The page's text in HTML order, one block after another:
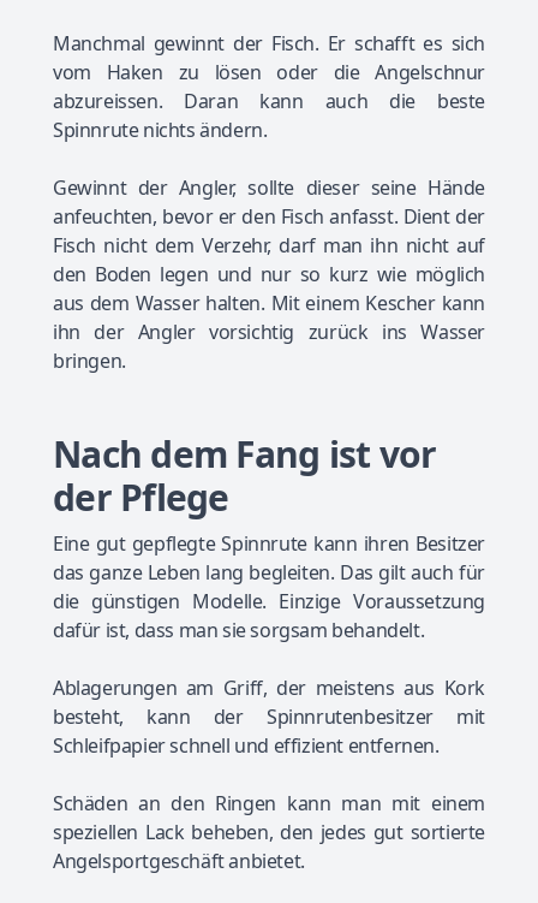
Manchmal gewinnt der Fisch. Er schafft es sich
vom Haken zu lösen oder die Angelschnur
abzureissen. Daran kann auch die beste
Spinnrute nichts ändern.
Gewinnt der Angler, sollte dieser seine Hände
anfeuchten, bevor er den Fisch anfasst. Dient der
Fisch nicht dem Verzehr, darf man ihn nicht auf
den Boden legen und nur so kurz wie möglich
aus dem Wasser halten. Mit einem Kescher kann
ihn der Angler vorsichtig zurück ins Wasser
bringen.
Nach dem Fang ist vor
der Pflege
Eine gut gepflegte Spinnrute kann ihren Besitzer
das ganze Leben lang begleiten. Das gilt auch für
die günstigen Modelle. Einzige Voraussetzung
dafür ist, dass man sie sorgsam behandelt.
Ablagerungen am Griff, der meistens aus Kork
besteht, kann der Spinnrutenbesitzer mit
Schleifpapier schnell und effizient entfernen.
Schäden an den Ringen kann man mit einem
speziellen Lack beheben, den jedes gut sortierte
Angelsportgeschäft anbietet.